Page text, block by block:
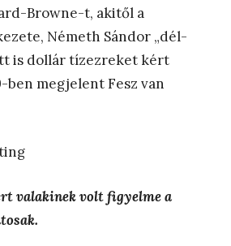
Browne-t, akitől a
Németh Sándor „dél-
is dollár tízezreket kért
megjelent Fesz van
valakinek volt figyelme a